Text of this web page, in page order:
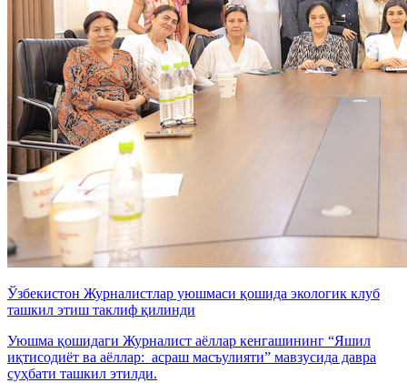
Ўзбекистон Журналистлар уюшмаси қошида экологик клуб
ташкил этиш таклиф қилинди
Уюшма қошидаги Журналист аёллар кенгашининг “Яшил
иқтисодиёт ва аёллар: асраш масъулияти” мавзусида давра
суҳбати ташкил этилди.